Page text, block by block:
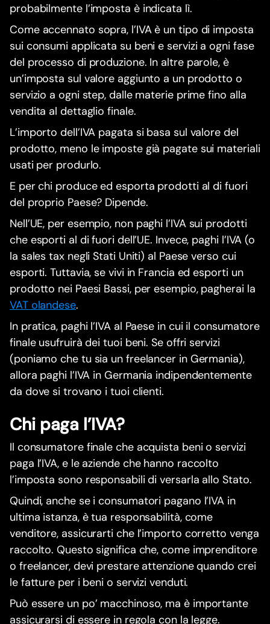
probabilmente l’imposta è indicata lì.
Come accennato sopra, l’IVA è un tipo di imposta
sui consumi applicata su beni e servizi a ogni fase
del processo di produzione. In altre parole, è
un’imposta sul valore aggiunto a un prodotto o
servizio a ogni step, dalle materie prime fino alla
vendita al dettaglio finale.
L’importo dell’IVA pagata si basa sul valore del
prodotto, meno le imposte già pagate sui materiali
usati per produrlo.
E per chi produce ed esporta prodotti al di fuori
del proprio Paese? Dipende.
Nell’UE, per esempio, non paghi l’IVA sui prodotti
che esporti al di fuori dell’UE. Invece, paghi l’IVA (o
la sales tax negli Stati Uniti) al Paese verso cui
esporti. Tuttavia, se vivi in Francia ed esporti un
prodotto nei Paesi Bassi, per esempio, pagherai la
VAT olandese.
In pratica, paghi l’IVA al Paese in cui il consumatore
finale usufruirà dei tuoi beni. Se offri servizi
(poniamo che tu sia un freelancer in Germania),
allora paghi l’IVA in Germania indipendentemente
da dove si trovano i tuoi clienti.
Chi paga l’IVA?
Il consumatore finale che acquista beni o servizi
paga l’IVA, e le aziende che hanno raccolto
l’imposta sono responsabili di versarla allo Stato.
Quindi, anche se i consumatori pagano l’IVA in
ultima istanza, è tua responsabilità, come
venditore, assicurarti che l’importo corretto venga
raccolto. Questo significa che, come imprenditore
o freelancer, devi prestare attenzione quando crei
le fatture per i beni o servizi venduti.
Può essere un po’ macchinoso, ma è importante
assicurarsi di essere in regola con la legge.